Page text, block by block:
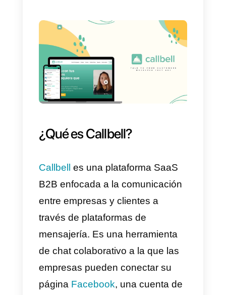
marca de su empresa, y
por correo electrónico, redes
sociales, u otros medios.
integraciones con otras
facilita la gestión de los datos
recopilados en una variedad de
plataformas. Además, ofrece
herramientas de análisis
avanzadas, esto permite a los
usuarios ver los resultados de